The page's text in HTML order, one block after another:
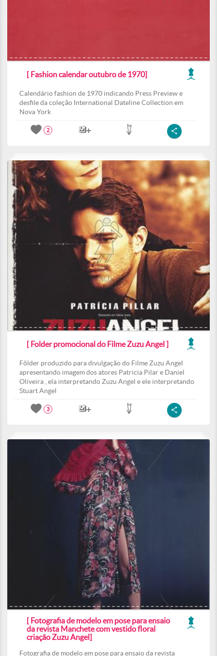
[ Fashion calendar outubro de 1970]
Calendário fashion de 1970 indicando Press Preview e
desfile da coleção International Dateline Collection em
Nova York
2
[ Folder promocional do Filme Zuzu Angel ]
Fôlder produzido para divulgação do Filme Zuzu Angel
apresentando imagem dos atores Patricia Pilar e Daniel
Oliveira , ela interpretando Zuzu Angel e ele interpretando
Stuart Angel
3
[ Fotografia de modelo em pose para ensaio
da revista Manchete com vestido floral
criação Zuzu Angel]
Fotografia de modelo em pose para ensaio da revista